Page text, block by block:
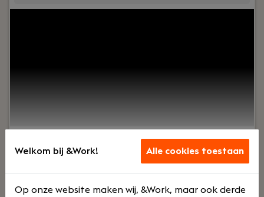
Senior BDR → Account Executive
Welkom bij &Work! Alle cookies toestaan
Op onze website maken wij, &Work, maar ook derde